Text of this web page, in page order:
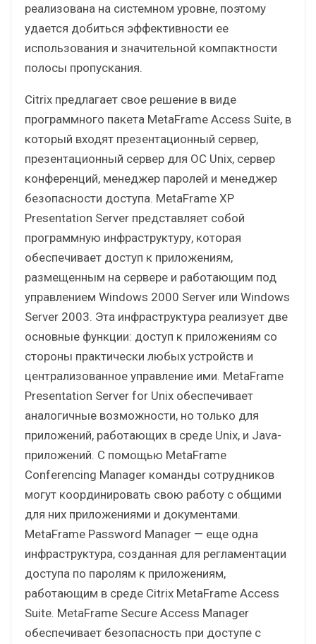
реализована на системном уровне, поэтому
удается добиться эффективности ее
использования и значительной компактности
полосы пропускания.
Citrix предлагает свое решение в виде
программного пакета MetaFrame Access Suite, в
который входят презентационный сервер,
презентационный сервер для ОС Unix, сервер
конференций, менеджер паролей и менеджер
безопасности доступа. MetaFrame XP
Presentation Server представляет собой
программную инфраструктуру, которая
обеспечивает доступ к приложениям,
размещенным на сервере и работающим под
управлением Windows 2000 Server или Windows
Server 2003. Эта инфраструктура реализует две
основные функции: доступ к приложениям со
стороны практически любых устройств и
централизованное управление ими. MetaFrame
Presentation Server for Unix обеспечивает
аналогичные возможности, но только для
приложений, работающих в среде Unix, и Java-
приложений. С помощью MetaFrame
Conferencing Manager команды сотрудников
могут координировать свою работу с общими
для них приложениями и документами.
MetaFrame Password Manager — еще одна
инфраструктура, созданная для регламентации
доступа по паролям к приложениям,
работающим в среде Citrix MetaFrame Access
Suite. MetaFrame Secure Access Manager
обеспечивает безопасность при доступе с